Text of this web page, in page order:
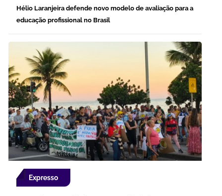
Hélio Laranjeira defende novo modelo de avaliação para a
educação profissional no Brasil
Expresso